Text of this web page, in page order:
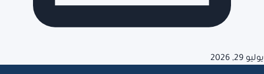
يوليو 29, 2026